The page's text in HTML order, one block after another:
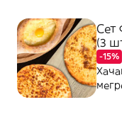
Сет
(3
-15%